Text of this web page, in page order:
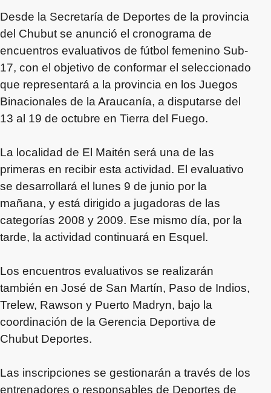
Desde la Secretaría de Deportes de la provincia
del Chubut se anunció el cronograma de
encuentros evaluativos de fútbol femenino Sub-
17, con el objetivo de conformar el seleccionado
que representará a la provincia en los Juegos
Binacionales de la Araucanía, a disputarse del
13 al 19 de octubre en Tierra del Fuego.
La localidad de El Maitén será una de las
primeras en recibir esta actividad. El evaluativo
se desarrollará el lunes 9 de junio por la
mañana, y está dirigido a jugadoras de las
categorías 2008 y 2009. Ese mismo día, por la
tarde, la actividad continuará en Esquel.
Los encuentros evaluativos se realizarán
también en José de San Martín, Paso de Indios,
Trelew, Rawson y Puerto Madryn, bajo la
coordinación de la Gerencia Deportiva de
Chubut Deportes.
Las inscripciones se gestionarán a través de los
entrenadores o responsables de Deportes de